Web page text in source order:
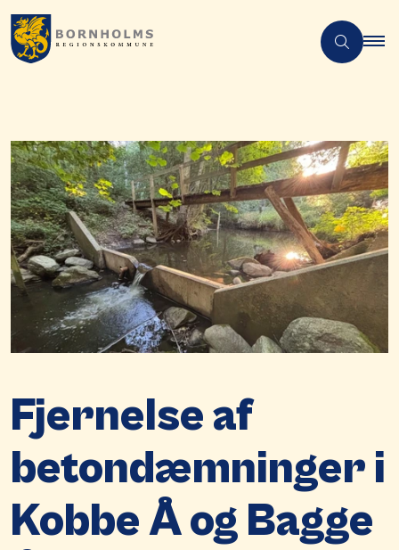
Fjernelse af
betondæmninger i
Kobbe Å og Bagge